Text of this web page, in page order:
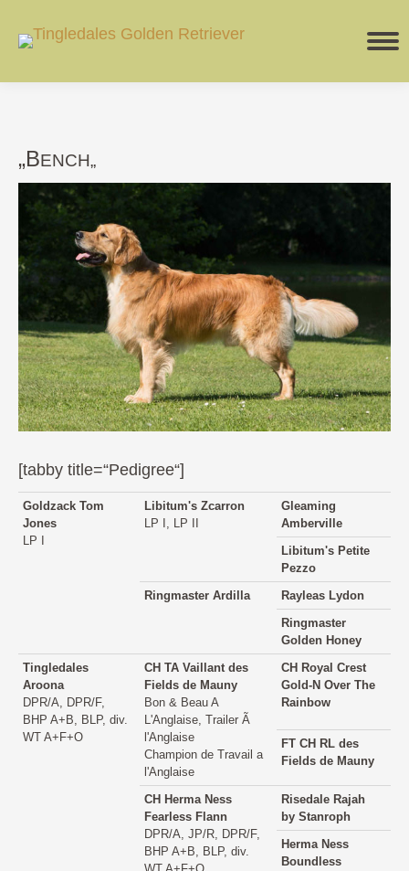
„BENCH„
[tabby title=“Pedigree“]
Goldzack Tom
Jones
LP I
Libitum's Zcarron
LP I, LP II
Gleaming
Amberville
Libitum's Petite
Pezzo
Ringmaster Ardilla
Rayleas Lydon
Ringmaster
Golden Honey
Tingledales
Aroona
DPR/A, DPR/F,
BHP A+B, BLP, div.
WT A+F+O
CH TA Vaillant des
Fields de Mauny
Bon & Beau A
L'Anglaise, Trailer Ã
l'Anglaise
Champion de Travail a
l'Anglaise
CH Royal Crest
Gold-N Over The
Rainbow
FT CH RL des
Fields de Mauny
CH Herma Ness
Fearless Flann
DPR/A, JP/R, DPR/F,
BHP A+B, BLP, div.
Risedale Rajah
by Stanroph
Herma Ness
Boundless